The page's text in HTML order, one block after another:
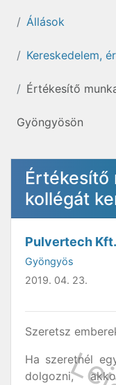
Állások
Kereskedelem,
Értékesítő
Gyöngyösön
Értékesítő
kollégát
Pulvertech Kft.
Gyöngyös
2019. 04. 23.
Szeretsz
Ha szeretnél
dolgozni,